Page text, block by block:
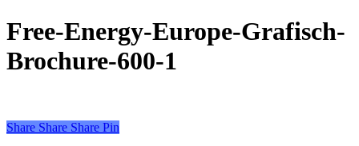
Free-Energy-Europe-Grafisch-
Brochure-600-1
Share
Share Share Share Pin